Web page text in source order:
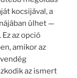
kocsijával, a
ülhet —
az opció
amikor az
az ismert